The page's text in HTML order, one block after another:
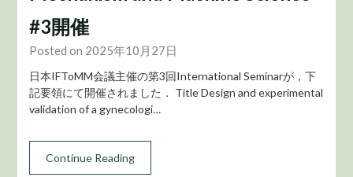
#3開催
Posted on 2025年10月27日
日本IFToMM会議主催の第3回International Seminarが，下
記要領にて開催されました． Title Design and experimental
validation of a gynecologi…
Continue Reading